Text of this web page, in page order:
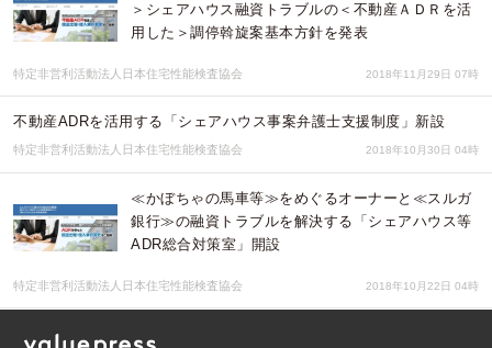
＞シェアハウス融資トラブルの＜不動産ＡＤＲを活
用した＞調停斡旋案基本方針を発表
特定非営利活動法人日本住宅性能検査協会 2018年11月29日 07時
不動産ADRを活用する「シェアハウス事案弁護士支援制度」新設
特定非営利活動法人日本住宅性能検査協会 2018年10月30日 04時
≪かぼちゃの馬車等≫をめぐるオーナーと≪スルガ
銀行≫の融資トラブルを解決する「シェアハウス等
ADR総合対策室」開設
特定非営利活動法人日本住宅性能検査協会 2018年10月22日 04時